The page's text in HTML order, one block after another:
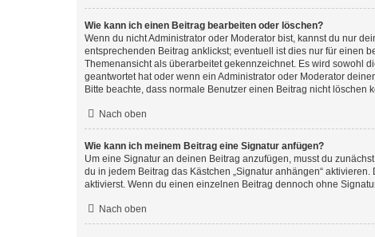
Wie kann ich einen Beitrag bearbeiten oder löschen?
Wenn du nicht Administrator oder Moderator bist, kannst du nur
entsprechenden Beitrag anklickst; eventuell ist dies nur für einen
Themenansicht als überarbeitet gekennzeichnet. Es wird sowohl
geantwortet hat oder wenn ein Administrator oder Moderator
Bitte beachte, dass normale Benutzer einen Beitrag nicht löschen
Nach oben
Wie kann ich meinem Beitrag eine Signatur anfügen?
Um eine Signatur an deinen Beitrag anzufügen, musst du
du in jedem Beitrag das Kästchen „Signatur anhängen“
aktivierst. Wenn du einen einzelnen Beitrag dennoch ohne
Nach oben